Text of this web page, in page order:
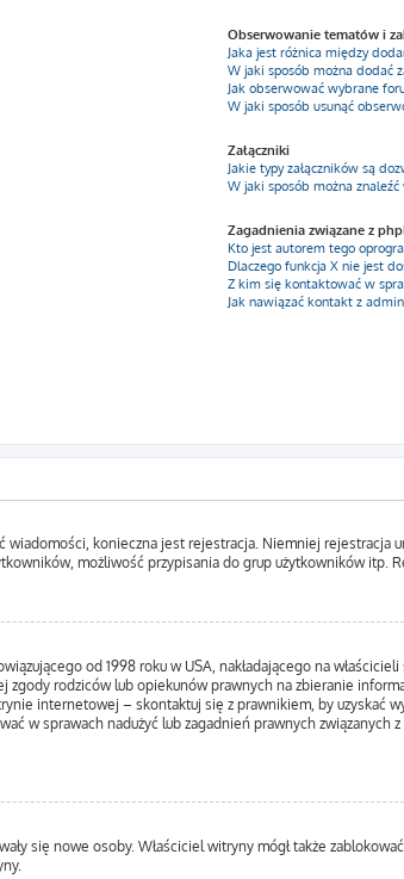
Obserwowanie tematów i
Jaka jest różnica między
W jaki sposób można dodać
Jak obserwować wybrane
W jaki sposób usunąć
Załączniki
Jakie typy załączników są
W jaki sposób można znaleźć
Zagadnienia związane z
Kto jest autorem tego
Dlaczego funkcja X nie jest
Z kim się kontaktować w
Jak nawiązać kontakt z
wiadomości, konieczna jest rejestracja. Niemniej
możliwość przypisania do grup użytkowników itp.
od 1998 roku w USA, nakładającego na
rodziców lub opiekunów prawnych na zbieranie
internetowej – skontaktuj się z prawnikiem, by uzyskać
w sprawach nadużyć lub zagadnień prawnych związanych
się nowe osoby. Właściciel witryny mógł także